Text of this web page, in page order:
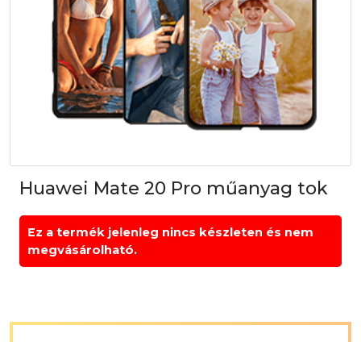
Huawei Mate 20 Pro műanyag tok
Ez a termék jelenleg nincs készleten és nem
megvásárolható.